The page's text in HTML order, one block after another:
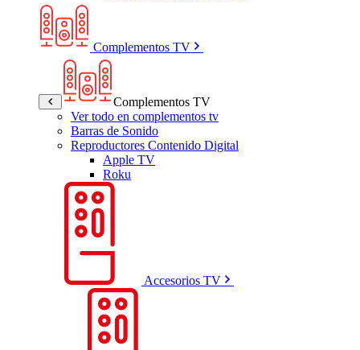
Complementos TV
Complementos TV
Ver todo en complementos tv
Barras de Sonido
Reproductores Contenido Digital
Apple TV
Roku
Accesorios TV